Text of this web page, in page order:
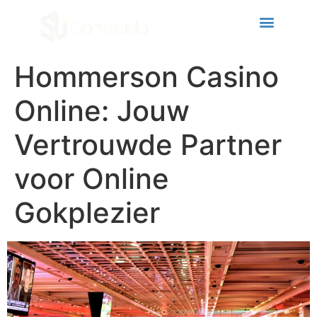
panel
panel
panel
panel
panel
Hommerson Casino
Online: Jouw
Vertrouwde Partner
voor Online
Gokplezier